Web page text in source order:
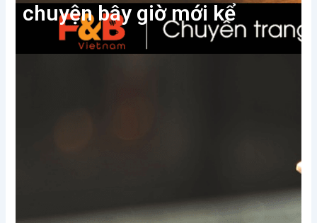
chuyện bây giờ mới kể